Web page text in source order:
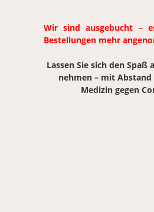
Wir sind ausgebucht –
Bestellungen mehr
Lassen Sie sich den Spaß
nehmen – mit
Medizin gegen